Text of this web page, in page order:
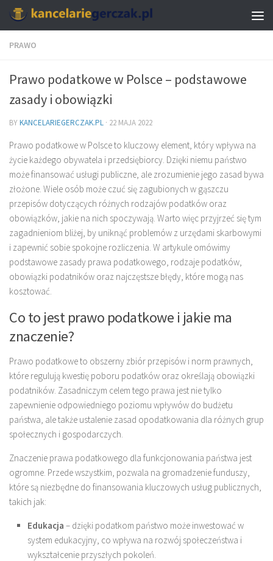
PRAWO
Prawo podatkowe w Polsce – podstawowe
zasady i obowiązki
BYKANCELARIEGERCZAK.PL · 22 MAJA 2022
Prawo podatkowe w Polsce to kluczowy element, który wpływa na
życie każdego obywatela i przedsiębiorcy. Dzięki niemu państwo
może finansować usługi publiczne, ale zrozumienie jego zasad bywa
złożone. Wiele osób może czuć się zagubionych w gąszczu
przepisów dotyczących różnych rodzajów podatków oraz
obowiązków, jakie na nich spoczywają. Warto więc przyjrzeć się tym
zagadnieniom bliżej, by uniknąć problemów z urzędami skarbowymi
i zapewnić sobie spokojne rozliczenia. W artykule omówimy
podstawowe zasady prawa podatkowego, rodzaje podatków,
obowiązki podatników oraz najczęstsze błędy, które mogą nas
kosztować.
Co to jest prawo podatkowe i jakie ma
znaczenie?
Prawo podatkowe to obszerny zbiór przepisów i norm prawnych,
które regulują kwestię poboru podatków oraz określają obowiązki
podatników. Zasadniczym celem tego prawa jest nie tylko
zapewnienie odpowiedniego poziomu wpływów do budżetu
państwa, ale także ustalenie zasad opodatkowania dla różnych grup
społecznych i gospodarczych.
Znaczenie prawa podatkowego dla funkcjonowania państwa jest
ogromne. Przede wszystkim, pozwala na gromadzenie funduszy,
które są niezbędne do finansowania kluczowych usług publicznych,
takich jak:
Edukacja – dzięki podatkom państwo może inwestować w
system edukacyjny, co wpływa na rozwój społeczeństwa i
wykształcenie przyszłych pokoleń.